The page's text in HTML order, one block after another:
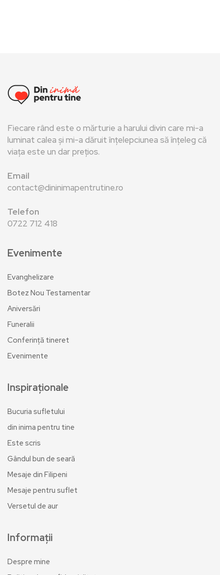
Fiecare rând este o mărturie a harului divin care mi-a
luminat calea și mi-a dăruit înțelepciunea să înțeleg că
viața este un dar prețios.
Email
contact@dininimapentrutine.ro
Telefon
0722 712 418
Evenimente
Evanghelizare
Botez Nou Testamentar
Aniversări
Funeralii
Conferință tineret
Evenimente
Inspiraționale
Bucuria sufletului
din inima pentru tine
Este scris
Gândul bun de seară
Mesaje din Filipeni
Mesaje pentru suflet
Versetul de aur
Informații
Despre mine